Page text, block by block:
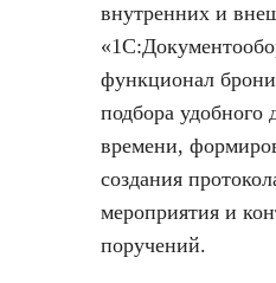
внутренних и
функционал
подбора удобного
времени,
создания
мероприятия и
поручений.